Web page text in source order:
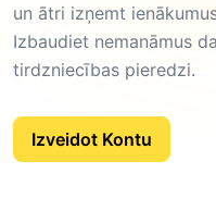
un ātri izņemt
Izbaudiet nemanāmus
tirdzniecības pieredzi.
Izveidot Kontu